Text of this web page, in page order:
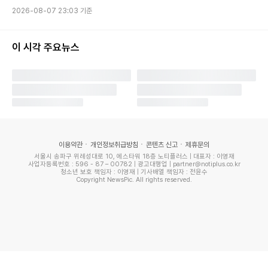
2026-08-07 23:03 기준
이 시각 주요뉴스
이용약관 개인정보취급방침 콘텐츠 신고 제휴문의
서울시 송파구 위례성대로 10, 에스타워 18층 노티플러스 | 대표자 : 이영재
사업자등록번호 : 596 - 87 – 00782 | 광고대행업 | partner@notiplus.co.kr
청소년 보호 책임자 : 이영재 | 기사배열 책임자 : 전윤수
Copyright NewsPic. All rights reserved.